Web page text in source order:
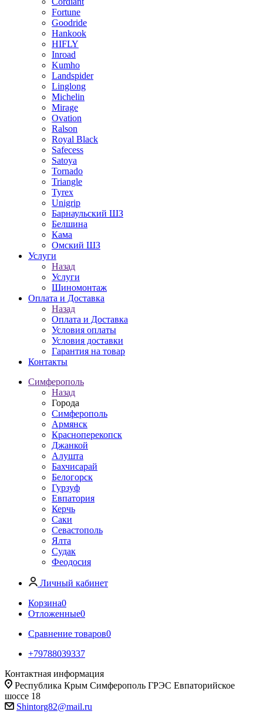
Fortune
Goodride
Hankook
HIFLY
Inroad
Kumho
Landspider
Linglong
Michelin
Mirage
Ovation
Ralson
Royal Black
Safecess
Satoya
Tornado
Triangle
Tyrex
Unigrip
Барнаульский ШЗ
Белшина
Кама
Омский ШЗ
Услуги
Назад
Услуги
Шиномонтаж
Оплата и Доставка
Назад
Оплата и Доставка
Условия оплаты
Условия доставки
Гарантия на товар
Контакты
Симферополь
Назад
Города
Симферополь
Армянск
Красноперекопск
Джанкой
Алушта
Бахчисарай
Белогорск
Гурзуф
Евпатория
Керчь
Саки
Севастополь
Ялта
Судак
Феодосия
Личный кабинет
Корзина0
Отложенные0
Сравнение товаров0
+79788039337
Контактная информация
Республика Крым Симферополь ГРЭС Евпаторийское
шоссе 18
Shintorg82@mail.ru